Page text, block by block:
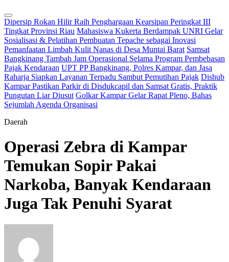
Dipersip Rokan Hilir Raih Penghargaan Kearsipan Peringkat III
Tingkat Provinsi Riau Mahasiswa Kukerta Berdampak UNRI Gelar
Sosialisasi & Pelatihan Pembuatan Tepache sebagai Inovasi
Pemanfaatan Limbah Kulit Nanas di Desa Muntai Barat Samsat
Bangkinang Tambah Jam Operasional Selama Program Pembebasan
Pajak Kendaraan UPT PP Bangkinang, Polres Kampar, dan Jasa
Raharja Siapkan Layanan Terpadu Sambut Pemutihan Pajak Dishub
Kampar Pastikan Parkir di Disdukcapil dan Samsat Gratis, Praktik
Pungutan Liar Diusut Golkar Kampar Gelar Rapat Pleno, Bahas
Sejumlah Agenda Organisasi
Daerah
Operasi Zebra di Kampar
Temukan Sopir Pakai
Narkoba, Banyak Kendaraan
Juga Tak Penuhi Syarat